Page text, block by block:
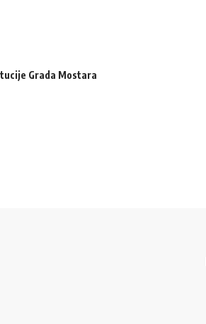
Grada Mostara